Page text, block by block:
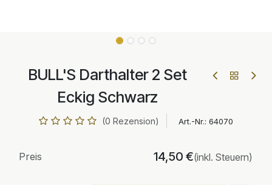
BULL'S Darthalter 2 Set
Eckig Schwarz
(0 Rezension) Art.-Nr.: 64070
Preis 14,50 €(inkl. Steuern)